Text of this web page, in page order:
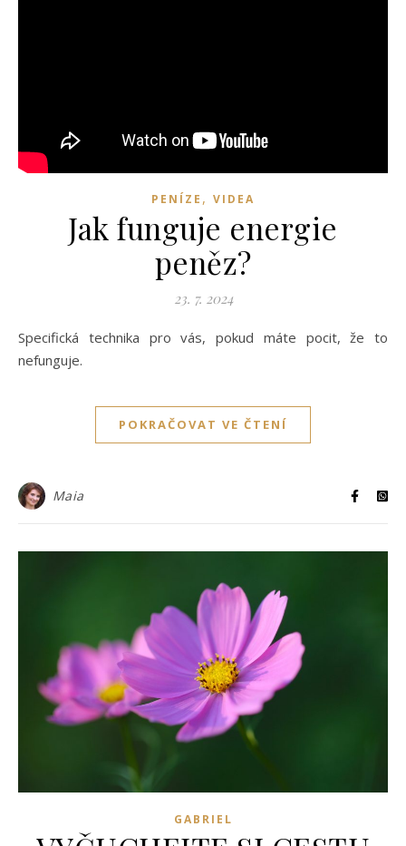
PENÍZE , VIDEA
Jak funguje energie
peněz?
23. 7. 2024
Specifická technika pro vás, pokud máte pocit, že to
nefunguje.
POKRAČOVAT VE ČTENÍ
Maia
GABRIEL